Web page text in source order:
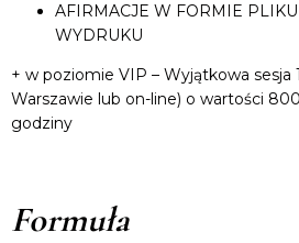
AFIRMACJE W FORMIE
WYDRUKU
+ w poziomie VIP – Wyjątkowa sesja
Warszawie lub on-line) o wartości
godziny
Formuła